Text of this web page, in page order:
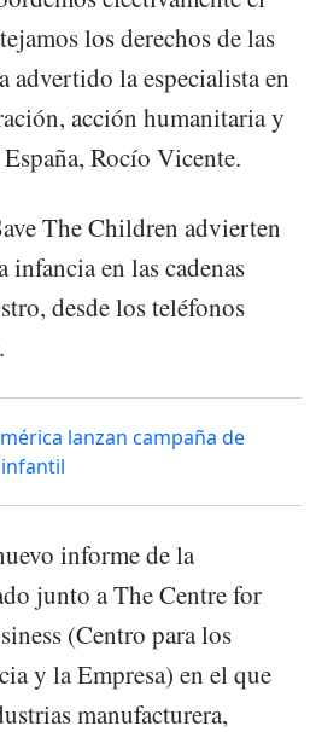
los derechos de las
advertido la especialista en
acción humanitaria y
Rocío Vicente.
The Children advierten
en las cadenas
desde los teléfonos
lanzan campaña de
informe de la
junto a The Centre for
(Centro para los
y la Empresa) en el que
manufacturera,